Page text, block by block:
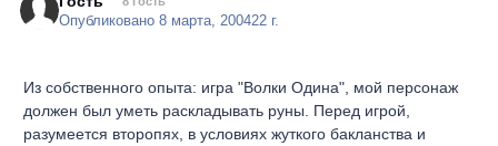
Опубликовано8 марта, 200422 г.
Из собственного опыта: игра "Волки Одина", мой персонаж
должен был уметь раскладывать руны. Перед игрой,
разумеется второпях, в условиях жуткого бакланства и